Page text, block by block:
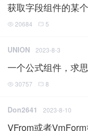
获取字段组件的某
20684 5
UNION 2023-8-3
一个公式组件，求
30757 8
Don2641 2023-8-10
VFrom或者